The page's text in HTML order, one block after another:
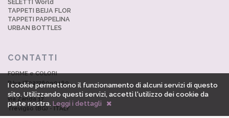
SELETTI World
TAPPETI BEIJA FLOR
TAPPETI PAPPELINA
URBAN BOTTLES
CONTATTI
FORME e COLORI
P.Iva IT02276090160
via Zanda 17
Treviglio (BG) - ITALY
I cookie permettono il funzionamento di alcuni servizi di questo
sito. Utilizzando questi servizi, accetti l'utilizzo dei cookie da
parte nostra. Leggi i dettagli